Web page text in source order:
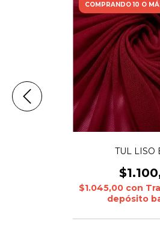
COMPRANDO 10 O
TUL LISO
$1.045,00 con
depósito